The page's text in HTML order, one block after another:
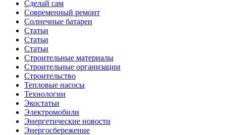
Сделай сам
Современный ремонт
Солнечные батареи
Статьи
Статьи
Статьи
Строительные материалы
Строительные организации
Строительство
Тепловые насосы
Технологии
Экостатьи
Электромобили
Энергетические новости
Энергосбережение